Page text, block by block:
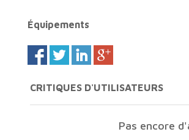
Équipements
CRITIQUES D'UTILISATEURS
Pas encore